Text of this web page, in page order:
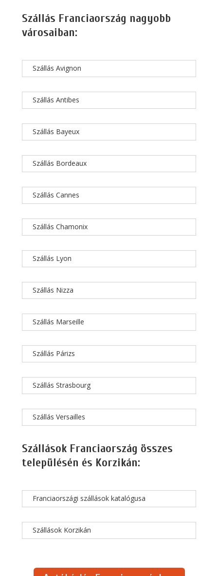
Szállás Franciaország nagyobb
városaiban:
Szállás Avignon
Szállás Antibes
Szállás Bayeux
Szállás Bordeaux
Szállás Cannes
Szállás Chamonix
Szállás Lyon
Szállás Nizza
Szállás Marseille
Szállás Párizs
Szállás Strasbourg
Szállás Versailles
Szállások Franciaország összes
településén és Korzikán:
Franciaországi szállások katalógusa
Szállások Korzikán